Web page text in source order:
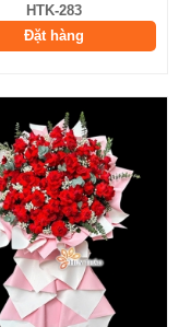
HTK-283
Đặt hàng